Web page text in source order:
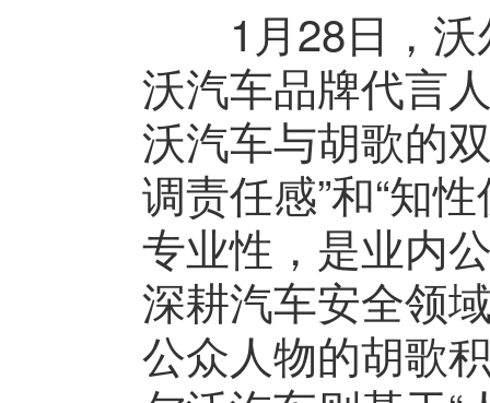
1月28日，沃
沃汽车品牌代言
沃汽车与胡歌的
调责任感”和“知
专业性，是业内
深耕汽车安全领
公众人物的胡歌